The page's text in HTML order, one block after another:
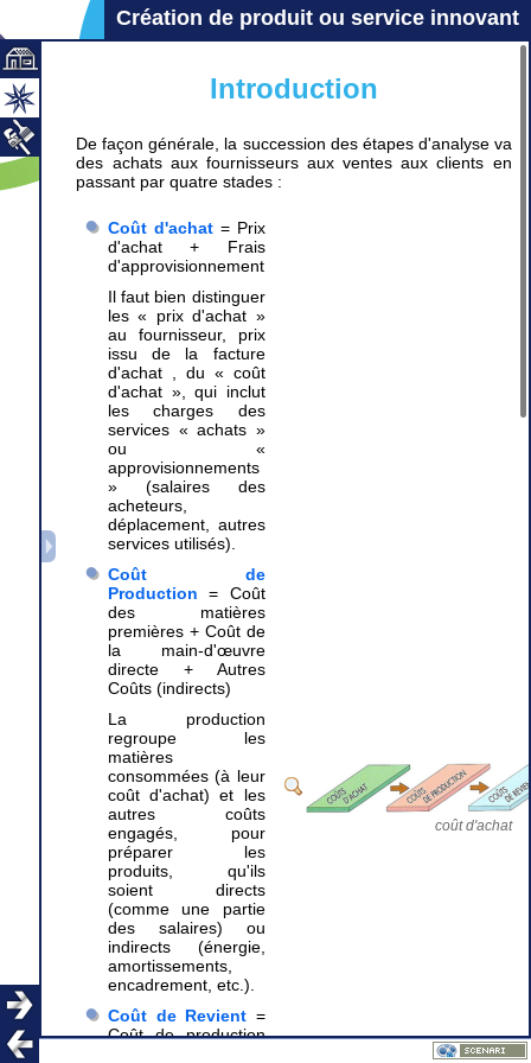
Création de produit ou service innovant
Introduction
De façon générale, la succession des étapes d'analyse va
des achats aux fournisseurs aux ventes aux clients en
passant par quatre stades :
Coût d'achat= Prix
d'achat + Frais
d'approvisionnement
Il faut bien distinguer
les « prix d'achat »
au fournisseur, prix
issu de la facture
d'achat , du « coût
d'achat », qui inclut
les charges des
services « achats »
ou «
approvisionnements
» (salaires des
acheteurs,
déplacement, autres
services utilisés).
Coût de
Production = Coût
des matières
premières + Coût de
la main-d'œuvre
directe + Autres
Coûts (indirects)
La production
regroupe les
matières
consommées (à leur
coût d'achat) et les
autres coûts
engagés, pour
préparer les
produits, qu'ils
soient directs
(comme une partie
des salaires) ou
indirects (énergie,
amortissements,
encadrement, etc.).
Coût de Revient =
Coût de production
coût d'achat